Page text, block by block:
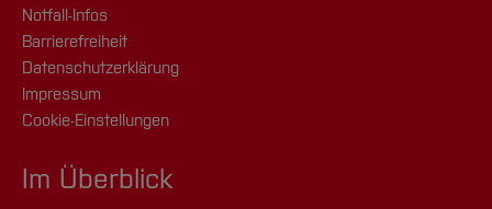
Notfall-Infos
Barrierefreiheit
Datenschutzerklärung
Impressum
Cookie-Einstellungen
Im Überblick